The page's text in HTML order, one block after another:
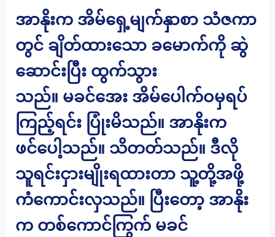
အာနိုးက အိမ်ရှေ့မျက်နှာစာ သံဇကာ
တွင် ချိတ်ထားသော ခမောက်ကို ဆွဲ
ဆောင်းပြီး ထွက်သွား
သည်။ မခင်အေး အိမ်ပေါက်ဝမှရပ်
ကြည့်ရင်း ပြုံးမိသည်။ အာနိုးက
ဖင်ပေါ့သည်။ သိတတ်သည်။ ဒီလို
သူရင်းငှားမျိုးရထားတာ သူ့တို့အဖို့
ကံကောင်းလှသည်။ ပြီးတော့ အာနိုး
က တစ်ကောင်ကြွက် မခင်